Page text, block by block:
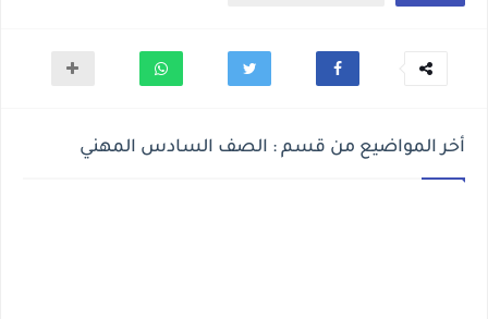
أخر المواضيع من قسم : الصف السادس المهني